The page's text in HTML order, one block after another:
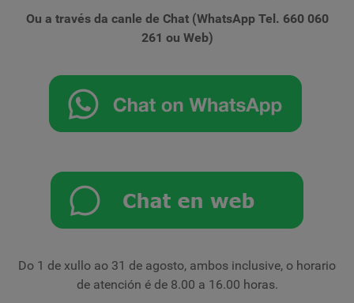
Ou a través da canle de Chat (WhatsApp Tel. 660 060
261 ou Web)
Do 1 de xullo ao 31 de agosto, ambos inclusive, o horario
de atención é de 8.00 a 16.00 horas.